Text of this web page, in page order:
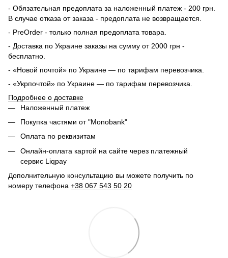
- Обязательная предоплата за наложенный платеж - 200 грн.
В случае отказа от заказа - предоплата не возвращается.
- PreOrder - только полная предоплата товара.
- Доставка по Украине заказы на сумму от 2000 грн -
бесплатно.
- «Новой почтой» по Украине — по тарифам перевозчика.
- «Укрпочтой» по Украине — по тарифам перевозчика.
Подробнее о доставке
Наложенный платеж
Покупка частями от "Monobank"
Оплата по реквизитам
Онлайн-оплата картой на сайте через платежный
сервис Liqpay
Дополнительную консультацию вы можете получить по
номеру телефона +38 067 543 50 20